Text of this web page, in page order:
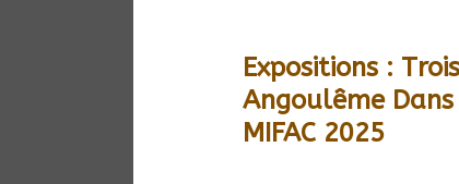
Expositions :
Angoulême Dans
MIFAC 2025